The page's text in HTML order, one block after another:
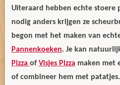
Uiteraard hebben echte stoere
nodig anders krijgen ze
begon met het maken van
Pannenkoeken. Je kan
Pizza of Visjes Pizza maken met
of combineer hem met